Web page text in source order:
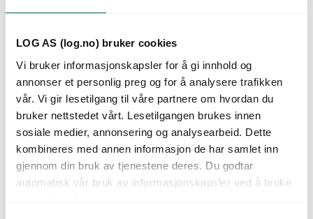
LOG AS (log.no) bruker cookies
Vi bruker informasjonskapsler for å gi innhold og
annonser et personlig preg og for å analysere trafikken
vår. Vi gir lesetilgang til våre partnere om hvordan du
bruker nettstedet vårt. Lesetilgangen brukes innen
sosiale medier, annonsering og analysearbeid. Dette
kombineres med annen informasjon de har samlet inn
gjennom din bruk av tjenestene deres. Du godtar
automatisk vår bruk av informasjonskapsler ved å bruke
LAVANDULA
ANGUSTIFOLIA
HIDCOTE BLUE
LAVANDULA CHILL
OUT